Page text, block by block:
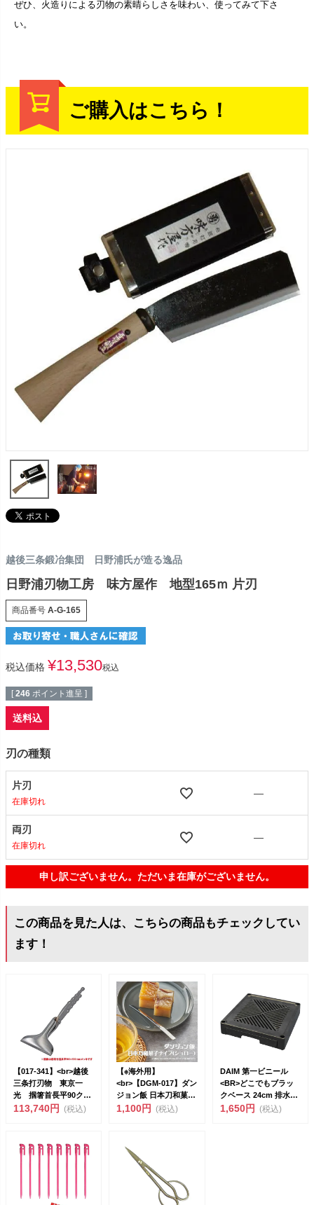
ぜひ、火造りによる刃物の素晴らしさを味わい、使ってみて下さ
い。
ご購入はこちら！
越後三条鍛冶集団 日野浦氏が造る逸品
日野浦刃物工房 味方屋作 地型165ｍ 片刃
商品番号 A-G-165
税込価格 ¥13,530税込
[ 246 ポイント進呈 ]
送料込
刃の種類
片刃
在庫切れ
—
両刃
在庫切れ
—
申し訳ございません。ただいま在庫がございません。
この商品を見た人は、こちらの商品もチェックしてい
ます！
【017-341】<br>越後
三条打刃物 東京一
光 掴箸首長平90クロ
ー...
113,740円 (税込)
【※海外用】
<br>【DGM-017】ダン
ジョン飯 日本刀和菓子
ナイフ（...
1,100円 (税込)
DAIM 第一ビニール
<BR>どこでもブラッ
クベース 24cm 排水ト
レ...
1,650円 (税込)